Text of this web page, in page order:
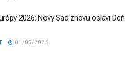
2026: Nový Sad znovu oslávi Deň
01/05/2026